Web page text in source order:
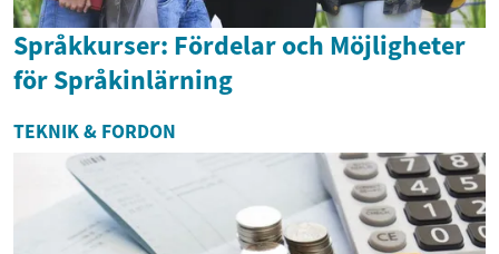
Språkkurser: Fördelar och Möjligheter
för Språkinlärning
TEKNIK & FORDON